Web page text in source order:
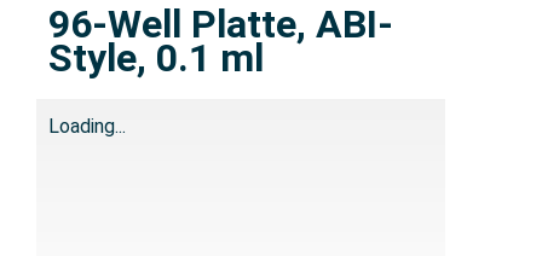
96-Well Platte, ABI-
Style, 0.1 ml
Loading...